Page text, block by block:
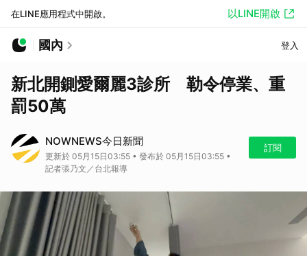
在LINE應用程式中開啟。 以LINE開啟
國內 登入
新北開鍘愛爾麗3診所 勒令停業、重
罰50萬
NOWNEWS今日新聞
更新於 05月15日03:55 • 發布於 05月15日03:55 •
記者張乃文／台北報導
訂閱